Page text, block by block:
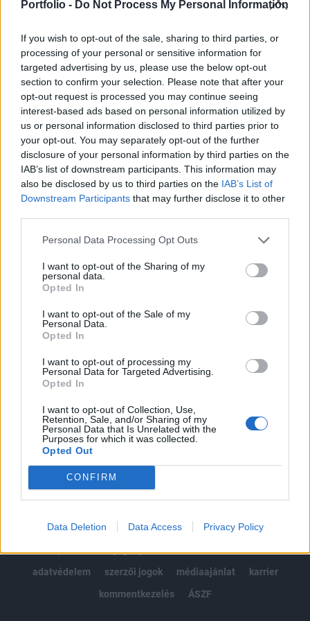
Portfolio - Do Not Process My Personal Information
If you wish to opt-out of the sale, sharing to third parties, or
processing of your personal or sensitive information for
targeted advertising by us, please use the below opt-out
section to confirm your selection. Please note that after your
opt-out request is processed you may continue seeing
interest-based ads based on personal information utilized by
us or personal information disclosed to third parties prior to
your opt-out. You may separately opt-out of the further
disclosure of your personal information by third parties on the
IAB’s list of downstream participants. This information may
also be disclosed by us to third parties on the IAB’s List of
Downstream Participants that may further disclose it to other
Personal Data Processing Opt Outs
I want to opt-out of the Sharing of my
personal data.
Opted In
I want to opt-out of the Sale of my
Personal Data.
Opted In
I want to opt-out of processing my
Personal Data for Targeted Advertising.
Opted In
I want to opt-out of Collection, Use,
Retention, Sale, and/or Sharing of my
Personal Data that Is Unrelated with the
Purposes for which it was collected.
Opted Out
CONFIRM
Data Deletion Data Access Privacy Policy
vártnál nagyobb lassulás volt a fogyasztói árak
emelkedésében.
2024. január 12. 16:43 Megosztás Minimális erősödésben
a forint A forint késő délutánra már a 379-es sávnál cikázik
az euróhoz képest, ami minimális erősödést jelent.
EUR/HUF árfolyamának alakulása Forrás: Portfolio-
Teletrader Kft. Devizapárok...
KEDVES OLVASÓNK!
A keresett cikk a portfolio.hu hírarchívumához
tartozik, melynek olvasása előfizetéses
Az előfizetés a következőket tartalmazza:
Kötéslisták: BÉT elmúlt 2 év napon belüli
kötéslistái
Előfizetés
MÁR ELŐFIZETŐNK VAGY?BEJELENTKEZÉS
© 2026 Portfolio
adatvédelem
szerzői jogok médiaajánlat
karrier
kommentkezelés
ÁSZF